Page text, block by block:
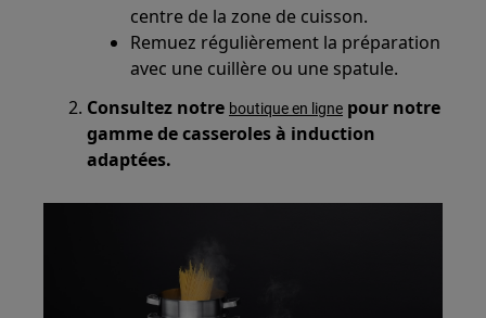
centre de la zone de cuisson.
Remuez régulièrement la préparation
avec une cuillère ou une spatule.
Consultez notre boutique en ligne pour notre
gamme de casseroles à induction
adaptées.